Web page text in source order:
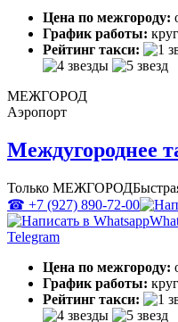
Цена по межгороду:
График работы:
Рейтинг такси:
МЕЖГОРОД
Аэропорт
Только МЕЖГОРОД
☎ +7 (927) 890-72-00
Telegram
Цена по межгороду:
График работы:
Рейтинг такси: